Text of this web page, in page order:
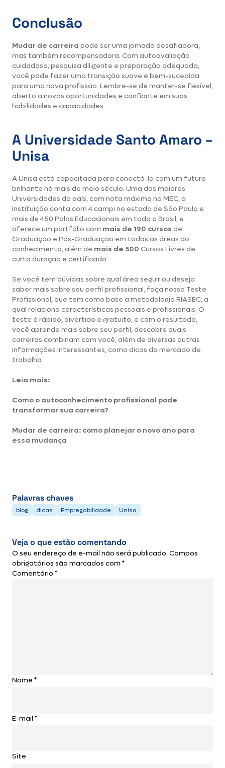
Conclusão
Mudar de carreira pode ser uma jornada desafiadora,
mas também recompensadora. Com autoavaliação
cuidadosa, pesquisa diligente e preparação adequada,
você pode fazer uma transição suave e bem-sucedida
para uma nova profissão. Lembre-se de manter-se flexível,
aberto a novas oportunidades e confiante em suas
habilidades e capacidades.
A Universidade Santo Amaro –
Unisa
A Unisa está capacitada para conectá-lo com um futuro
brilhante há mais de meio século. Uma das maiores
Universidades do país, com nota máxima no MEC, a
Instituição conta com 4 campi no estado de São Paulo e
mais de 450 Polos Educacionais em todo o Brasil, e
oferece um portfólio com mais de 190 cursos de
Graduação e Pós-Graduação em todas as áreas do
conhecimento, além de mais de 500 Cursos Livres de
curta duração e certificado.
Se você tem dúvidas sobre qual área seguir ou deseja
saber mais sobre seu perfil profissional, faça nosso Teste
Profissional, que tem como base a metodologia RIASEC, a
qual relaciona características pessoais e profissionais. O
teste é rápido, divertido e gratuito, e com o resultado,
você aprende mais sobre seu perfil, descobre quais
carreiras combinam com você, além de diversas outras
informações interessantes, como dicas do mercado de
trabalho.
Leia mais:
Como o autoconhecimento profissional pode
transformar sua carreira?
Mudar de carreira: como planejar o novo ano para
essa mudança
Palavras chaves
blog dicas Empregabilidade Unisa
Veja o que estão comentando
O seu endereço de e-mail não será publicado. Campos
obrigatórios são marcados com *
Comentário *
Nome *
E-mail *
Site